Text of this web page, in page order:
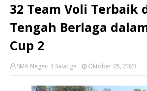
32 Team Voli Terbaik
Tengah Berlaga
Cup 2
SMA Negeri 3 Salatiga Oktober 05, 2023